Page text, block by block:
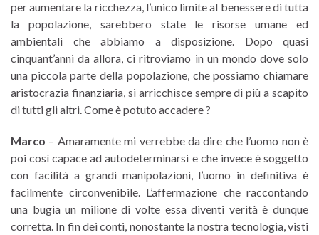
per aumentare la ricchezza, l’unico limite al benessere di tutta
la popolazione, sarebbero state le risorse umane ed
ambientali che abbiamo a disposizione. Dopo quasi
cinquant’anni da allora, ci ritroviamo in un mondo dove solo
una piccola parte della popolazione, che possiamo chiamare
aristocrazia finanziaria, si arricchisce sempre di più a scapito
di tutti gli altri. Come è potuto accadere ?
Marco – Amaramente mi verrebbe da dire che l’uomo non è
poi così capace ad autodeterminarsi e che invece è soggetto
con facilità a grandi manipolazioni, l’uomo in definitiva è
facilmente circonvenibile. L’affermazione che raccontando
una bugia un milione di volte essa diventi verità è dunque
corretta. In fin dei conti, nonostante la nostra tecnologia, visti